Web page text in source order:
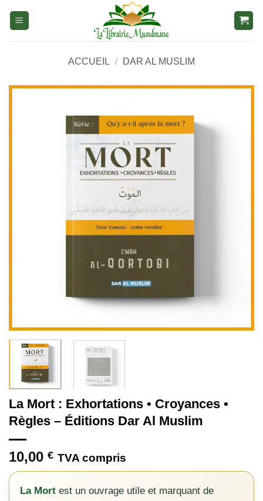
ACCUEIL / DAR AL MUSLIM
La Mort : Exhortations • Croyances •
Règles – Éditions Dar Al Muslim
10,00 € TVA compris
La Mort est un ouvrage utile et marquant de